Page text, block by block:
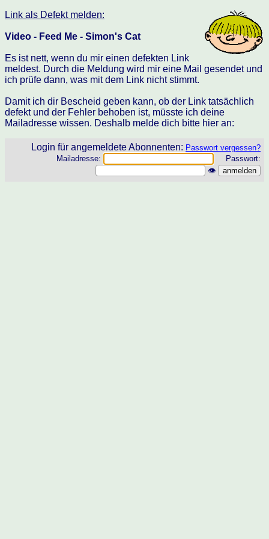
Link als Defekt melden:
Video - Feed Me - Simon's Cat
Es ist nett, wenn du mir einen defekten Link
meldest. Durch die Meldung wird mir eine Mail gesendet und
ich prüfe dann, was mit dem Link nicht stimmt.
Damit ich dir Bescheid geben kann, ob der Link tatsächlich
defekt und der Fehler behoben ist, müsste ich deine
Mailadresse wissen. Deshalb melde dich bitte hier an:
Login für angemeldete Abonnenten: Passwort vergessen?
Mailadresse:
Passwort:
👁